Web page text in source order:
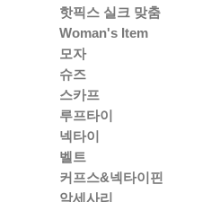
핫픽스 실크 맞춤
Woman's Item
모자
슈즈
스카프
루프타이
넥타이
벨트
커프스&넥타이핀
악세사리